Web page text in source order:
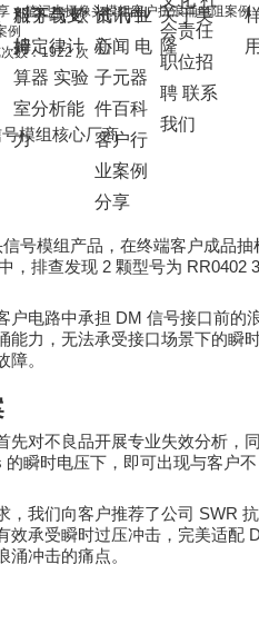
服务与支
持
料下载欧
姆定律计
算器 实验
室分析能
力
资讯中
心
讯行业
新闻 电
子元器
件百科
客户行
业案例
分享
关于美
隆
会责任
职位招
聘联系
我们
> 笔记本摄像头模组客户抗浪涌电阻案例
例
数：1922 次
模组核心厂商
号模组产品，在终端客户成品抽
，排查发现 2 颗型号为 RR0402
户电路中承担 DM 信号接口前的
能力，无法承受接口场景下的瞬
障。
先对不良品开展专业失效分析，
的瞬时电压下，即可出现与客户
，我们向客户推荐了公司 SWR
效承受瞬时过压冲击，完美适配
涌冲击的痛点。